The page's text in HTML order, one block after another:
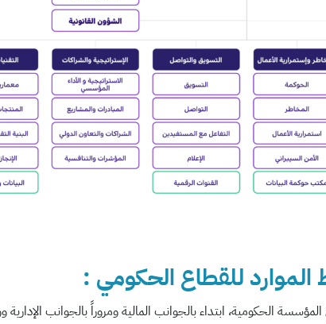
الحكومية، ابتداء بالجوانب المالية ومروراً بالجوانب